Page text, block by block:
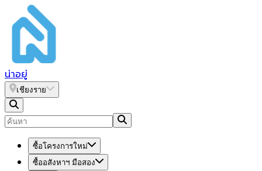
น่าอยู่
เชียงราย
ซื้อโครงการใหม่
ซื้ออสังหาฯ มือสอง